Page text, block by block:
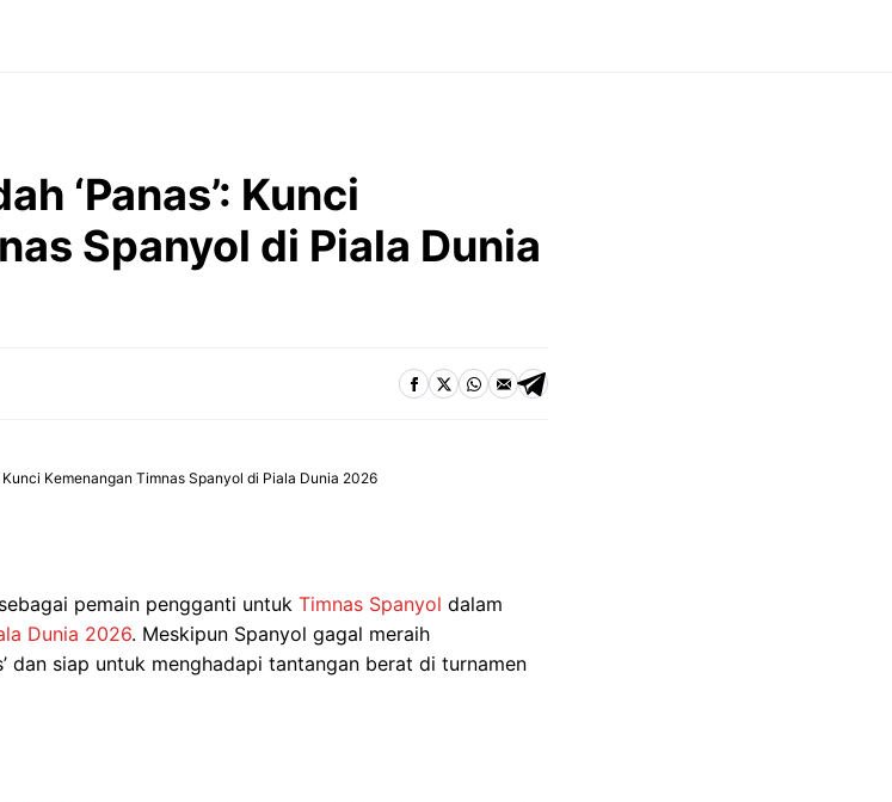
‘Panas’: Kunci
Spanyol di Piala Dunia
Kemenangan Timnas Spanyol di Piala Dunia 2026
pemain pengganti untuk Timnas Spanyol dalam
Dunia 2026. Meskipun Spanyol gagal meraih
dan siap untuk menghadapi tantangan berat di turnamen